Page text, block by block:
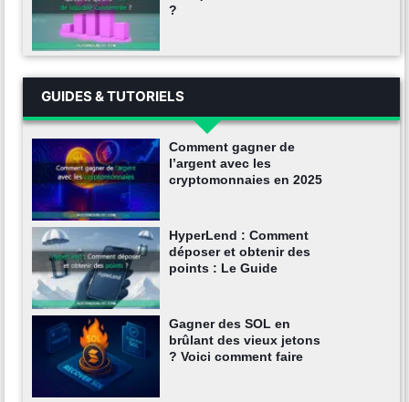
?
GUIDES & TUTORIELS
Comment gagner de
l’argent avec les
cryptomonnaies en 2025
HyperLend : Comment
déposer et obtenir des
points : Le Guide
Gagner des SOL en
brûlant des vieux jetons
? Voici comment faire